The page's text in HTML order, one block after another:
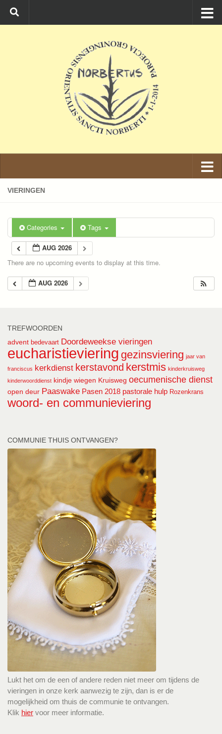
Ga naar de inhoud
VIERINGEN
Categories Tags
AUG 2026
There are no upcoming events to display at this time.
AUG 2026
TREFWOORDEN
advent bedevaart Doordeweekse vieringen
eucharistieviering gezinsviering jaar van
franciscus kerkdienst kerstavond kerstmis kinderkruisweg
kinderwoorddienst kindje wiegen Kruisweg oecumenische dienst
open deur Paaswake Pasen 2018 pastorale hulp Rozenkrans
woord- en communieviering
COMMUNIE THUIS ONTVANGEN?
Lukt het om de een of andere reden niet meer om tijdens de
vieringen in onze kerk aanwezig te zijn, dan is er de
mogelijkheid om thuis de communie te ontvangen.
Klik hier voor meer informatie.